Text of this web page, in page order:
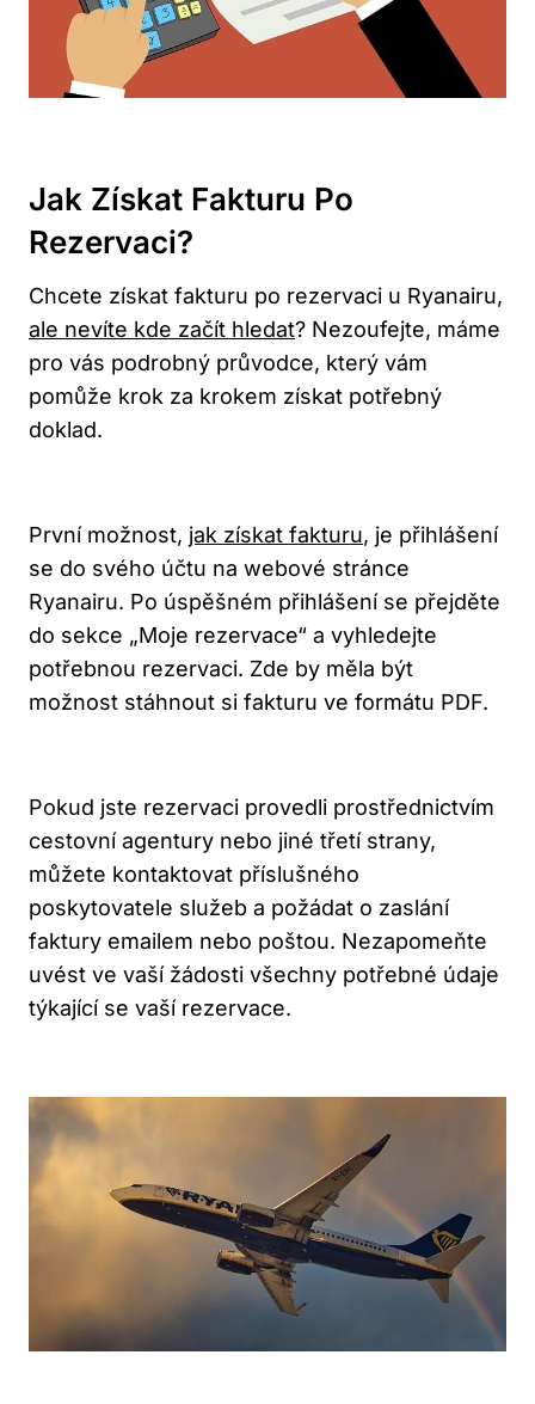
Jak Získat Fakturu Po
Rezervaci?
Chcete získat fakturu po rezervaci u Ryanairu,
ale nevíte kde začít hledat? Nezoufejte, máme
pro vás podrobný průvodce, který vám
pomůže krok za krokem získat potřebný
doklad.
První možnost, jak získat fakturu, je přihlášení
se do svého účtu na webové stránce
Ryanairu. Po úspěšném přihlášení se přejděte
do sekce „Moje rezervace“ a vyhledejte
potřebnou rezervaci. Zde by měla být
možnost stáhnout si fakturu ve formátu PDF.
Pokud jste rezervaci provedli prostřednictvím
cestovní agentury nebo jiné třetí strany,
můžete kontaktovat příslušného
poskytovatele služeb a požádat o zaslání
faktury emailem nebo poštou. Nezapomeňte
uvést ve vaší žádosti všechny potřebné údaje
týkající se vaší rezervace.